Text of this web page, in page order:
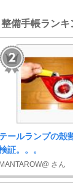
備手帳ランキ
テールランプの殻
証。。。
MANTAROW@ さん